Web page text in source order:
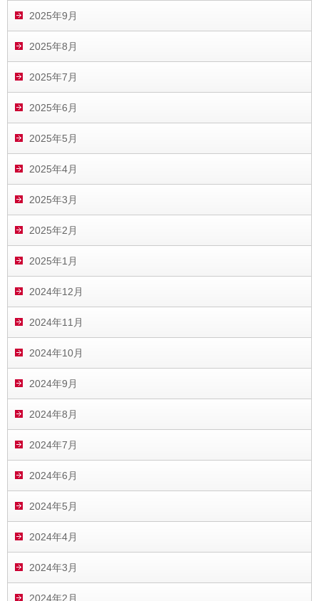
2025年9月
2025年8月
2025年7月
2025年6月
2025年5月
2025年4月
2025年3月
2025年2月
2025年1月
2024年12月
2024年11月
2024年10月
2024年9月
2024年8月
2024年7月
2024年6月
2024年5月
2024年4月
2024年3月
2024年2月